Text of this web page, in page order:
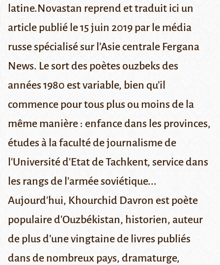
latine.Novastan reprend et traduit ici un
article publié le 15 juin 2019 par le média
russe spécialisé sur l’Asie centrale Fergana
News. Le sort des poètes ouzbeks des
années 1980 est variable, bien qu’il
commence pour tous plus ou moins de la
même manière : enfance dans les provinces,
études à la faculté de journalisme de
l'Université d'Etat de Tachkent, service dans
les rangs de l'armée soviétique...
Aujourd'hui, Khourchid Davron est poète
populaire d'Ouzbékistan, historien, auteur
de plus d’une vingtaine de livres publiés
dans de nombreux pays, dramaturge,